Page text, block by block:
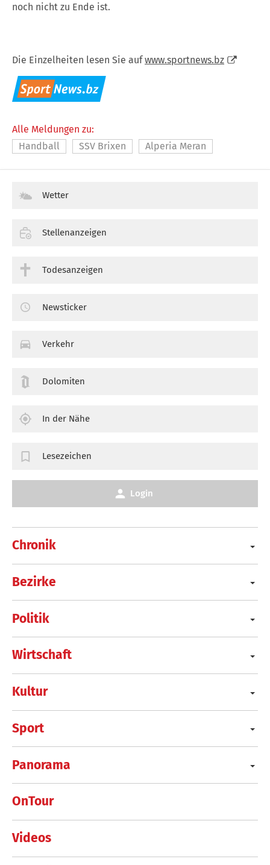
noch nicht zu Ende ist.
Die Einzelheiten lesen Sie aufwww.sportnews.bz
Alle Meldungen zu:
Handball
SSV Brixen Alperia Meran
Chronik
Bezirke
Politik
Wirtschaft
Kultur
Sport
Panorama
OnTour
Videos
Wetter
Stellenanzeigen
Todesanzeigen
Newsticker
Verkehr
Dolomiten
In der Nähe
Lesezeichen
Login